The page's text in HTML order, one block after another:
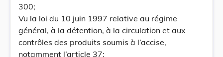
300;
Vu la loi du 10 juin 1997 relative au régime
général, à la détention, à la circulation et aux
contrôles des produits soumis à l’accise,
notamment l’article 37;